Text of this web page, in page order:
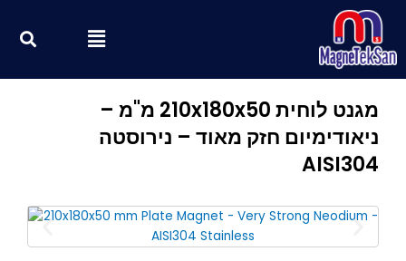
לתוכן
Menu
מגנט לוחית 210x180x50 מ"מ –
ניאודימיום חזק מאוד – נירוסטה
AISI304